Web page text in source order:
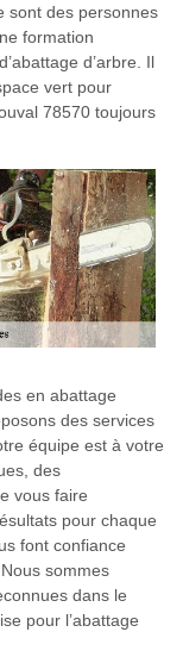
sont des personnes
formation
d’arbre. Il
vert pour
78570 toujours
en abattage
des services
équipe est à votre
des
vous faire
pour chaque
font confiance
sommes
dans le
pour l’abattage